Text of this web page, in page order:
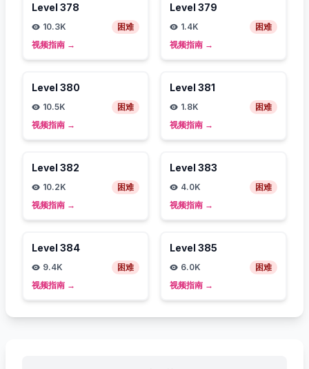
Level 378
10.3K
困难
视频指南 →
Level 379
1.4K
困难
视频指南 →
Level 380
10.5K
困难
视频指南 →
Level 381
1.8K
困难
视频指南 →
Level 382
10.2K
困难
视频指南 →
Level 383
4.0K
困难
视频指南 →
Level 384
9.4K
困难
视频指南 →
Level 385
6.0K
困难
视频指南 →